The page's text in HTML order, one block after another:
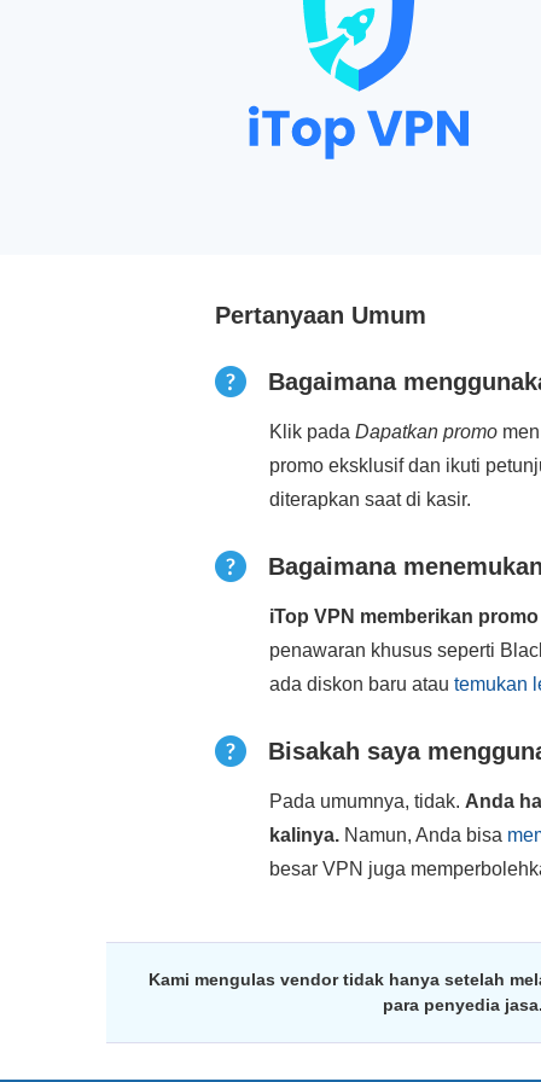
Pertanyaan Umum
Bagaimana
Klik pada Dapatkan promo
promo eksklusif dan ikuti
diterapkan saat di kasir.
Bagaimana
iTop VPN memberikan
penawaran khusus seperti
ada diskon baru atau temukan
Bisakah saya
Pada umumnya, tidak. Anda
kalinya. Namun, Anda bisa
besar VPN juga
Kami mengulas vendor tidak hanya setelah
para penyedia